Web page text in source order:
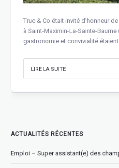
Truc & Co était invité d’honneur
à Saint-Maximin-La-Sainte-Baume
gastronomie et convivialité
LIRE LA SUITE
ACTUALITÉS RÉCENTES
Emploi – Super assistant(e) des